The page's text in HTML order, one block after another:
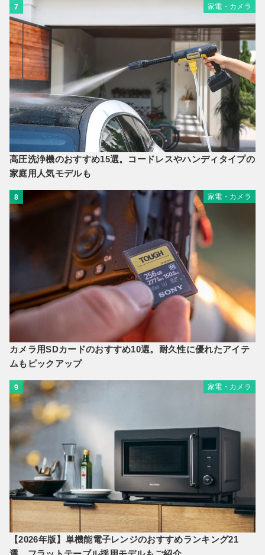
7 家電・カメラ
高圧洗浄機のおすすめ15選。コードレスやハンディタイプの
家庭用人気モデルも
8 家電・カメラ
カメラ用SDカードのおすすめ10選。耐久性に優れたアイテ
ムもピックアップ
9 家電・カメラ
【2026年版】単機能電子レンジのおすすめランキング21